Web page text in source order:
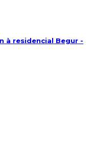
à residencial Begur -